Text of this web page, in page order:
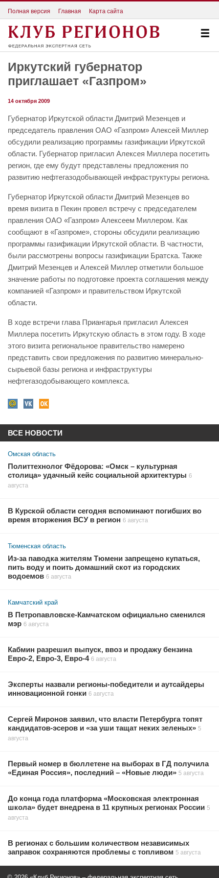
Полная версия Главная Карта сайта
Иркутский губернатор
приглашает «Газпром»
14 октября 2009
Губернатор Иркутской области Дмитрий Мезенцев и
председатель правления ОАО «Газпром» Алексей Миллер
обсудили реализацию программы газификации Иркутской
области. Губернатор пригласил Алексея Миллера посетить
регион, где ему будут представлены предложения по
развитию нефтегазодобывающей инфраструктуры региона.
Губернатор Иркутской области Дмитрий Мезенцев во
время визита в Пекин провел встречу с председателем
правления ОАО «Газпром» Алексеем Миллером. Как
сообщают в «Газпроме», стороны обсудили реализацию
программы газификации Иркутской области. В частности,
были рассмотрены вопросы газификации Братска. Также
Дмитрий Мезенцев и Алексей Миллер отметили большое
значение работы по подготовке проекта соглашения между
компанией «Газпром» и правительством Иркутской
области.
В ходе встречи глава Приангарья пригласил Алексея
Миллера посетить Иркутскую область в этом году. В ходе
этого визита региональное правительство намерено
представить свои предложения по развитию минерально-
сырьевой базы региона и инфраструктуры
нефтегазодобывающего комплекса.
ВСЕ НОВОСТИ
Омская область
Политтехнолог Фёдорова: «Омск – культурная
столица» удачный кейс социальной архитектуры 6
августа
В Курской области сегодня вспоминают погибших во
время вторжения ВСУ в регион 6 августа
Тюменская область
Из-за паводка жителям Тюмени запрещено купаться,
пить воду и поить домашний скот из городских
водоемов 6 августа
Камчатский край
В Петропавловске-Камчатском официально сменился
мэр 6 августа
Кабмин разрешил выпуск, ввоз и продажу бензина
Евро-2, Евро-3, Евро-4 6 августа
Эксперты назвали регионы-победители и аутсайдеры
инновационной гонки 6 августа
Сергей Миронов заявил, что власти Петербурга топят
кандидатов-эсеров и «за уши тащат неких зеленых» 5
августа
Первый номер в бюллетене на выборах в ГД получила
«Единая Россия», последний – «Новые люди» 5 августа
До конца года платформа «Московская электронная
школа» будет внедрена в 11 крупных регионах России 5
августа
В регионах с большим количеством независимых
заправок сохраняются проблемы с топливом 5 августа